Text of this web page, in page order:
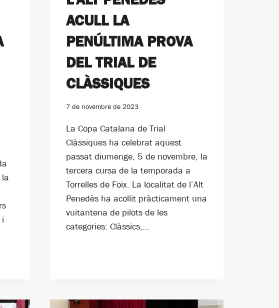
i
ACULL LA
PENÚLTIMA PROVA
DEL TRIAL DE
CLÀSSIQUES
7 de novembre de 2023
La Copa Catalana de Trial
Clàssiques ha celebrat aquest
passat diumenge, 5 de novembre, la
tercera cursa de la temporada a
Torrelles de Foix. La localitat de l’Alt
Penedès ha acollit pràcticament una
vuitantena de pilots de les
categories: Clàssics,…